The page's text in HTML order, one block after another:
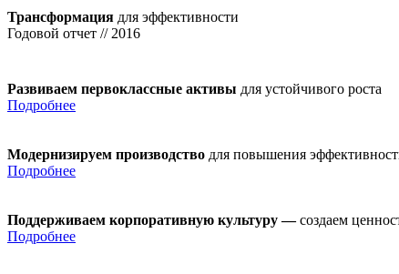
Трансформация для эффективности
Годовой отчет // 2016
Развиваем первоклассные активы для устойчивого роста
Подробнее
Модернизируем производство для повышения
Подробнее
Поддерживаем корпоративную культуру —создаем
Подробнее